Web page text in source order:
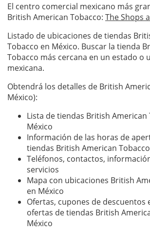
El centro comercial mexicano más
British American Tobacco: The Shops
Listado de ubicaciones de tiendas
Tobacco en México. Buscar la tienda
Tobacco más cercana en un estado o
mexicana.
Obtendrá los detalles de British
México):
Lista de tiendas British American
México
Información de las horas de
tiendas British American
Teléfonos, contactos,
servicios
Mapa con ubicaciones British
en México
Ofertas, cupones de descuentos
ofertas de tiendas British
México